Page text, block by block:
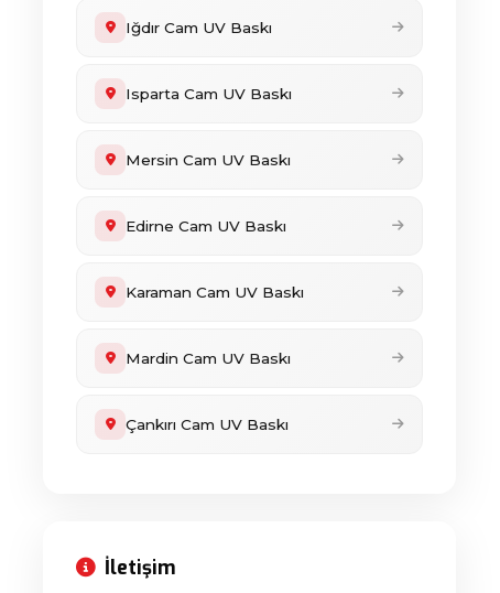
Iğdır Cam UV Baskı
Isparta Cam UV Baskı
Mersin Cam UV Baskı
Edirne Cam UV Baskı
Karaman Cam UV Baskı
Mardin Cam UV Baskı
Çankırı Cam UV Baskı
İletişim